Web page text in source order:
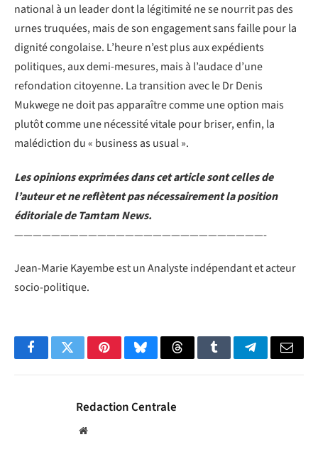
national à un leader dont la légitimité ne se nourrit pas des
urnes truquées, mais de son engagement sans faille pour la
dignité congolaise. L’heure n’est plus aux expédients
politiques, aux demi-mesures, mais à l’audace d’une
refondation citoyenne. La transition avec le Dr Denis
Mukwege ne doit pas apparaître comme une option mais
plutôt comme une nécessité vitale pour briser, enfin, la
malédiction du « business as usual ».
Les opinions exprimées dans cet article sont celles de
l’auteur et ne reflètent pas nécessairement la position
éditoriale de Tamtam News.
———————————————————————————-
Jean-Marie Kayembe est un Analyste indépendant et acteur
socio-politique.
FacebookTwitterPinterestBlueskyThreadsTumblrTelegramEmail
Redaction Centrale
Website